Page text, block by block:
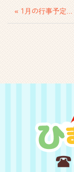
« 1月の行事予定...